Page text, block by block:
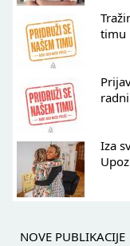
timu
Iza
NOVE PUBLIKACIJE